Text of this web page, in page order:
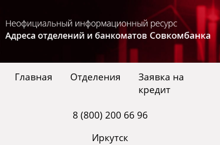
Главная Отделения
Заявка на
кредит
8 (800) 200 66 96
Иркутск